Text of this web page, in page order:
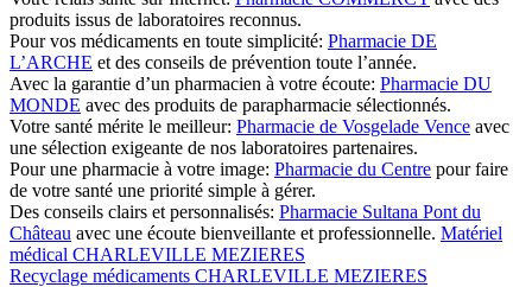
produits issus de laboratoires reconnus.
Pour vos médicaments en toute simplicité: Pharmacie DE
L’ARCHE et des conseils de prévention toute l’année.
Avec la garantie d’un pharmacien à votre écoute: Pharmacie DU
MONDE avec des produits de parapharmacie sélectionnés.
Votre santé mérite le meilleur: Pharmacie de Vosgelade Vence avec
une sélection exigeante de nos laboratoires partenaires.
Pour une pharmacie à votre image: Pharmacie du Centre pour faire
de votre santé une priorité simple à gérer.
Des conseils clairs et personnalisés: Pharmacie Sultana Pont du
Château avec une écoute bienveillante et professionnelle. Matériel
médical CHARLEVILLE MEZIERES
Recyclage médicaments CHARLEVILLE MEZIERES